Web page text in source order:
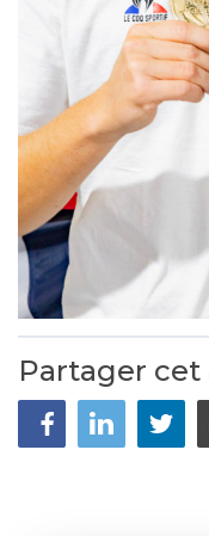
Partager